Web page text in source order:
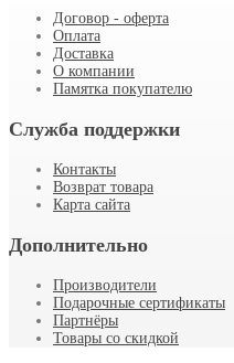
Договор - оферта
Оплата
Доставка
О компании
Памятка покупателю
Служба поддержки
Контакты
Возврат товара
Карта сайта
Дополнительно
Производители
Подарочные сертификаты
Партнёры
Товары со скидкой